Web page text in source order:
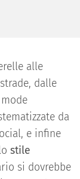
alle
dalle
da
e infine
stile
si dovrebbe